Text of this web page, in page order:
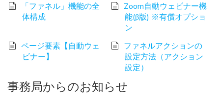
「ファネル」機能の全
体構成
Zoom自動ウェビナー機
能(β版) ※有償オプショ
ン
ページ要素【自動ウェ
ビナー】
ファネルアクションの
設定方法（アクション
設定）
事務局からのお知らせ